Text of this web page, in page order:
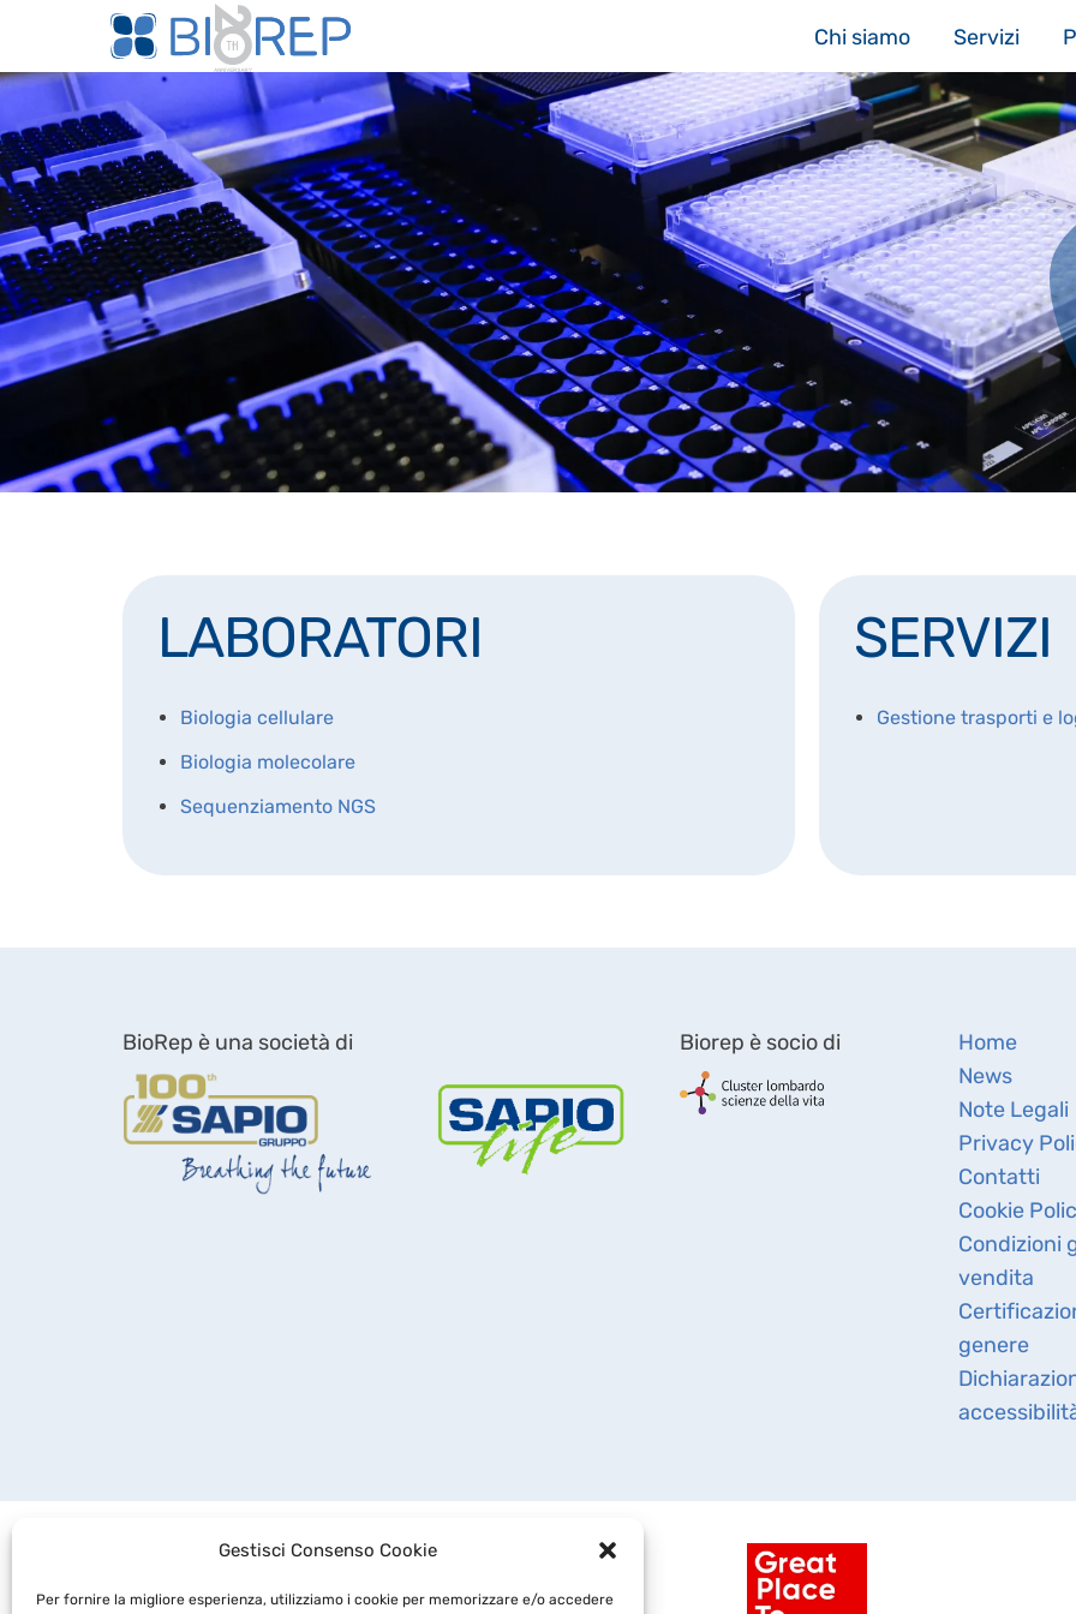
Gestisci Consenso Cookie
Per fornire la migliore esperienza, utilizziamo i cookie per memorizzare e/o accedere
Chi siamo Servizi
LABORATORI
Biologia cellulare
Biologia molecolare
Sequenziamento NGS
SERVIZI
Gestione trasporti e
BioRep è una società di Biorep è socio di
Home
News
Note Legali
Privacy
Contatti
Cookie
Condizioni
vendita
genere